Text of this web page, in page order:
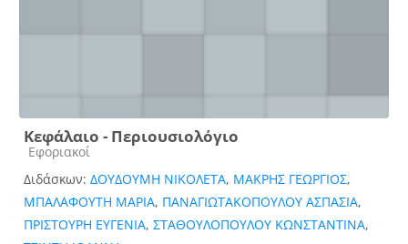
Κεφάλαιο - Περιουσιολόγιο
Κατηγορία μαθήματος
Εφοριακοί
Διδάσκων: ΔΟΥΔΟΥΜΗ ΝΙΚΟΛΕΤΑ, ΜΑΚΡΗΣ ΓΕΩΡΓΙΟΣ,
ΜΠΑΛΑΦΟΥΤΗ ΜΑΡΙΑ, ΠΑΝΑΓΙΩΤΑΚΟΠΟΥΛΟΥ ΑΣΠΑΣΙΑ,
ΠΡΙΣΤΟΥΡΗ ΕΥΓΕΝΙΑ, ΣΤΑΘΟΥΛΟΠΟΥΛΟΥ ΚΩΝΣΤΑΝΤΙΝΑ,